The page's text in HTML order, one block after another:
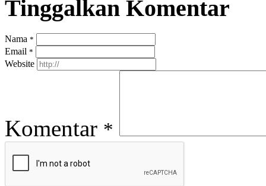
Tinggalkan Komentar
Nama *
Email *
Website
Komentar *